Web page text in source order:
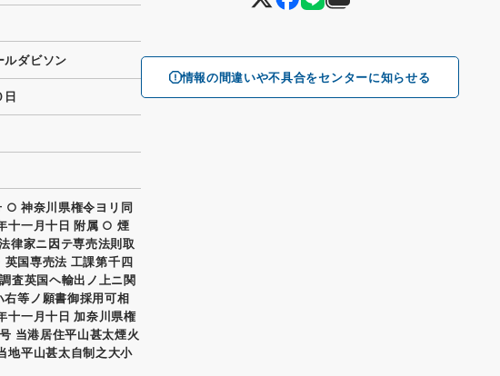
情報の間違いや不具合をセンターに知らせる
ルダビソン
日
○ 神奈川県権令ヨリ同
十一月十日 附属 ○ 煙
律家ニ因テ専売法則取
国専売法 工課第千四
査英国ヘ輸出ノ上ニ関
右等ノ願書御採用可相
十一月十日 加奈川県権
当港居住平山甚太煙火
地平山甚太自制之大小